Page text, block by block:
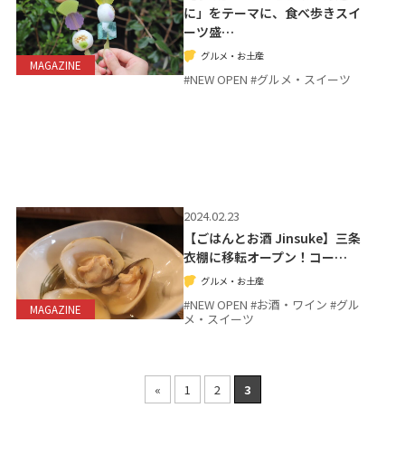
MAGAZINE
に」をテーマに、食べ歩きスイ
ーツ盛…
グルメ・お土産
#NEW OPEN #グルメ・スイーツ
MAGAZINE
2024.02.23
【ごはんとお酒 Jinsuke】三条
衣棚に移転オープン！コー…
グルメ・お土産
#NEW OPEN #お酒・ワイン #グル
メ・スイーツ
« 1 2 3